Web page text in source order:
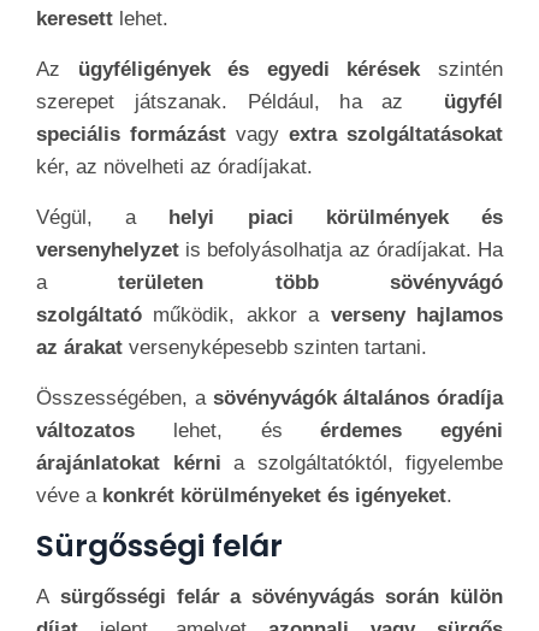
keresett lehet.
Az ügyféligények és egyedi kérések szintén
szerepet játszanak. Például, ha az
ügyfél
speciális formázást vagy extra szolgáltatásokat
kér, az növelheti az óradíjakat.
Végül, a helyi piaci körülmények és
versenyhelyzet is befolyásolhatja az óradíjakat. Ha
aterületen több sövényvágó
szolgáltató működik, akkor a verseny hajlamos
az árakat versenyképesebb szinten tartani.
Összességében, asövényvágók általános óradíja
változatos lehet, és érdemes egyéni
árajánlatokat kérni a szolgáltatóktól, figyelembe
véve a konkrét körülményeket és igényeket.
Sürgősségi felár
A sürgősségi felár a sövényvágás során külön